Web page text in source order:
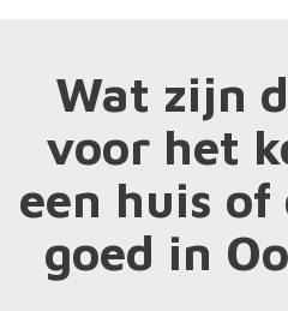
Wat zijn
voor het
een huis of
goed in